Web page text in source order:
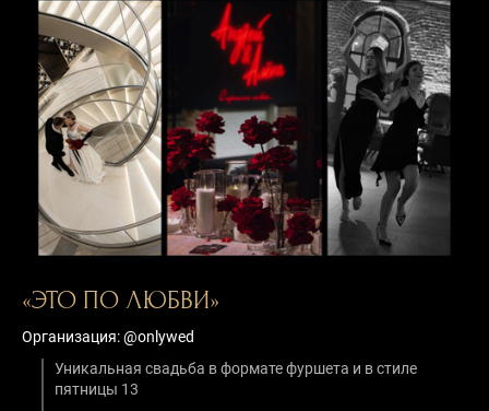
«ЭТО ПО ЛЮБВИ»
Организация: @onlywed
Уникальная свадьба в формате фуршета и в стиле
пятницы 13